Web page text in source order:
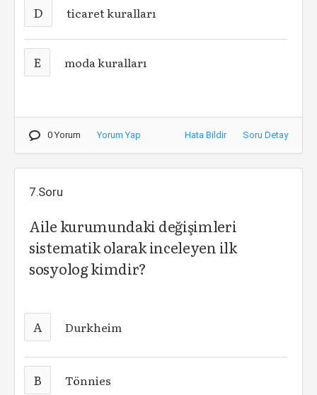
D ticaret kuralları
E moda kuralları
0 Yorum Yorum Yap Hata Bildir Soru Detay
7.Soru
Aile kurumundaki değişimleri
sistematik olarak inceleyen ilk
sosyolog kimdir?
A Durkheim
B Tönnies